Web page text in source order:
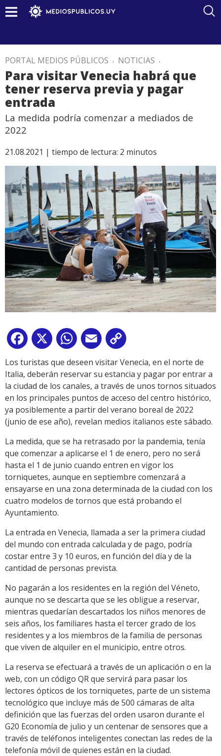
PORTAL MEDIOS PÚBLICOS . NOTICIAS .
Para visitar Venecia habrá que
tener reserva previa y pagar
entrada
La medida podría comenzar a mediados de
2022
21.08.2021 | tiempo de lectura: 2 minutos
Facebook
X WhatsApp
Email
Link
Los turistas que deseen visitar Venecia, en el norte de
Italia, deberán reservar su estancia y pagar por entrar a
la ciudad de los canales, a través de unos tornos situados
en los principales puntos de acceso del centro histórico,
ya posiblemente a partir del verano boreal de 2022
(junio de ese año), revelan medios italianos este sábado.
La medida, que se ha retrasado por la pandemia, tenía
que comenzar a aplicarse el 1 de enero, pero no será
hasta el 1 de junio cuando entren en vigor los
torniquetes, aunque en septiembre comenzará a
ensayarse en una zona determinada de la ciudad con los
cuatro modelos de tornos que está probando el
Ayuntamiento.
La entrada en Venecia, llamada a ser la primera ciudad
del mundo con entrada calculada y de pago, podría
costar entre 3 y 10 euros, en función del día y de la
cantidad de personas prevista.
No pagarán a los residentes en la región del Véneto,
aunque no se descarta que se les obligue a reservar,
mientras quedarían descartados los niños menores de
seis años, los familiares hasta el tercer grado de los
residentes y a los miembros de la familia de personas
que viven de alquiler en el municipio, entre otros.
La reserva se efectuará a través de un aplicación o en la
web, con un código QR que servirá para pasar los
lectores ópticos de los torniquetes, parte de un sistema
tecnológico que incluye más de 500 cámaras de alta
definición que las fuerzas del orden usaron durante el
G20 Economía de julio y un centenar de sensores que a
través de teléfonos inteligentes conectan las redes de la
telefonía móvil de quienes están en la ciudad.